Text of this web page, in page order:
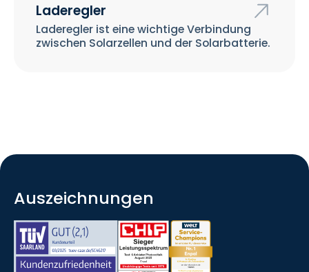
Laderegler
Laderegler ist eine wichtige Verbindung
zwischen Solarzellen und der Solarbatterie.
Auszeichnungen